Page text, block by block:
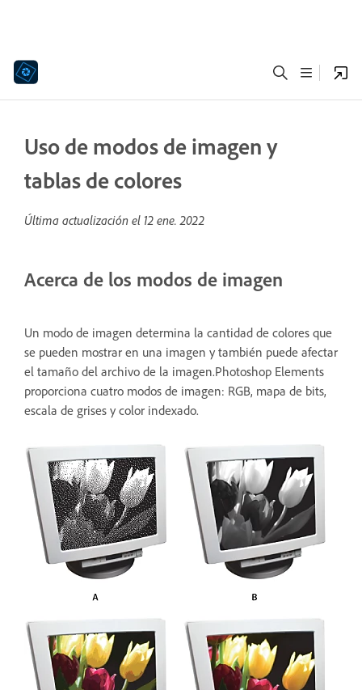
Uso de modos de imagen y
tablas de colores
Última actualización el 12 ene. 2022
Acerca de los modos de imagen
Un modo de imagen determina la cantidad de colores que
se pueden mostrar en una imagen y también puede afectar
el tamaño del archivo de la imagen.Photoshop Elements
proporciona cuatro modos de imagen: RGB, mapa de bits,
escala de grises y color indexado.